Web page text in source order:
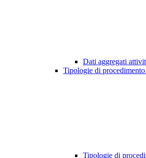
Dati aggregati
Tipologie di procedimento
Tipologie di